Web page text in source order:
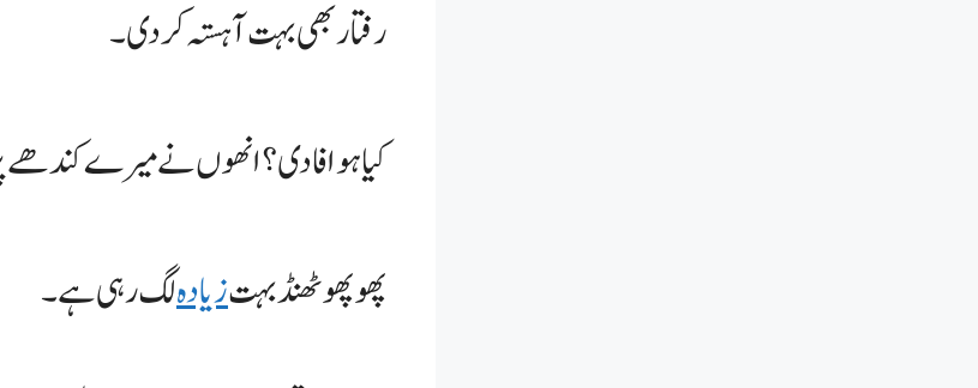
رفتار بھی بہت آہستہ کر دی۔
کیا ہوا فادی؟ انھوں نے میرے کندھے
پھوپھو ٹھنڈ بہتزیادہلگ رہی ہے۔